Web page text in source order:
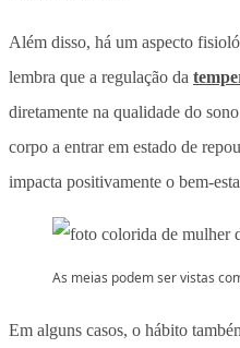
Além disso, há um aspecto
lembra que a regulação da
diretamente na qualidade do
corpo a entrar em estado de
impacta positivamente o bem-
As meias podem ser vistas
Em alguns casos, o hábito